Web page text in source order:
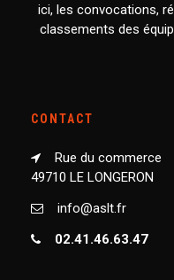
ici, les convocations,
classements des
CONTACT
Rue du commerce
49710 LE LONGERON
info@aslt.fr
02.41.46.63.47